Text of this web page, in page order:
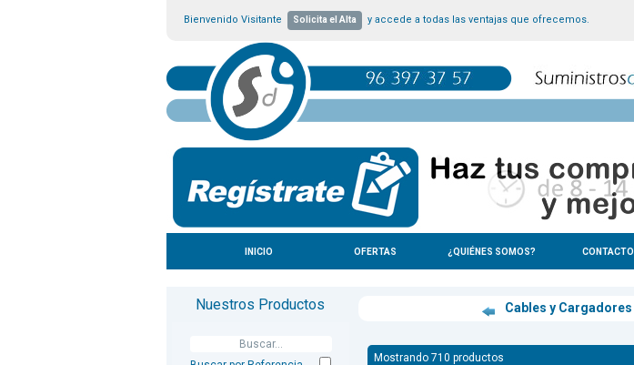
Bienvenido Visitante Solicita el Alta y accede a todas las ventajas que ofrecemos.
INICIO OFERTAS ¿QUIÉNES SOMOS? CONTACTO
Nuestros Productos Cables y Cargadores
Mostrando 710 productos